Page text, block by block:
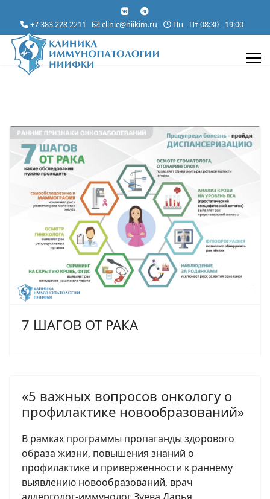
+7 383 228 2211 clinic@niikim.ru Пн - Пт 08:30 - 19:00
7 ШАГОВ ОТ РАКА
«5 важных вопросов онкологу о
профилактике новообразований»
В рамках программы пропаганды здорового
образа жизни, повышения знаний о
профилактике и приверженности к раннему
выявлению новообразований, врач